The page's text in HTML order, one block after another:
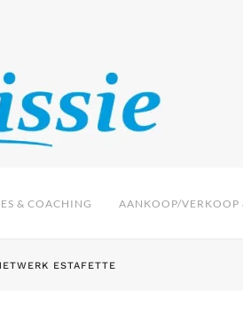
& COACHING AANKOOP/VERKOOP
ESTAFETTE